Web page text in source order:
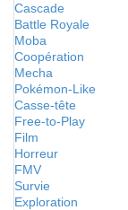
Cascade
Battle Royale
Moba
Coopération
Mecha
Pokémon-Like
Casse-tête
Free-to-Play
Film
Horreur
FMV
Survie
Exploration